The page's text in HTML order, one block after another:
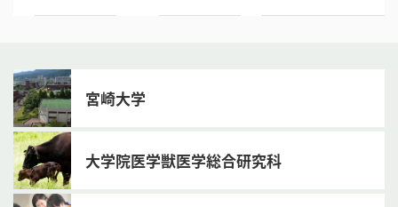
宮崎大学
大学院医学獣医学総合研究科